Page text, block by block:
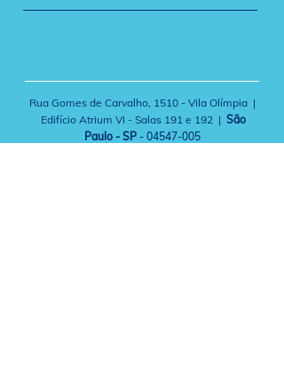
Rua Gomes de Carvalho, 1510 - Vila Olímpia |
Edifício Atrium VI - Salas 191 e 192 | São
Paulo - SP- 04547-005